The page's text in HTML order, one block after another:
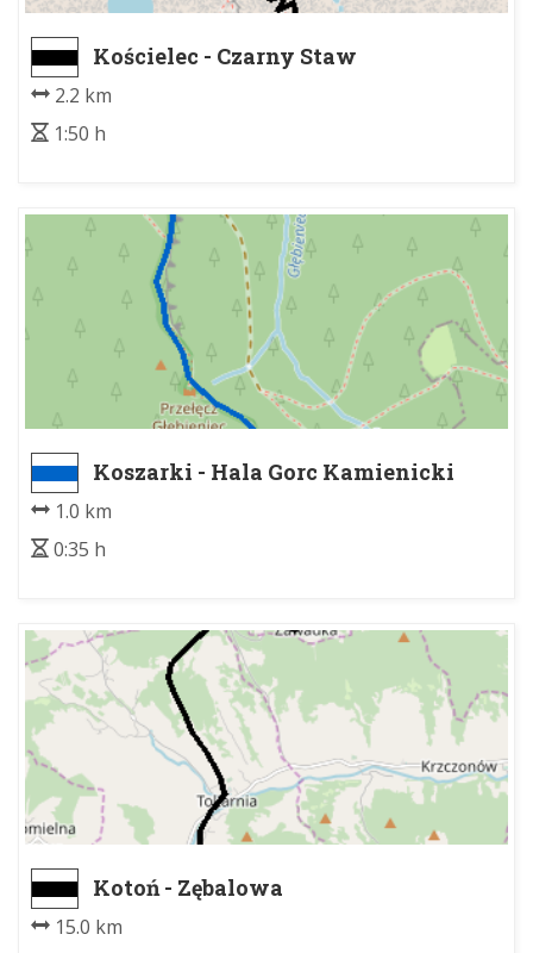
Kościelec - Czarny Staw
2.2 km
1:50 h
Koszarki - Hala Gorc Kamienicki
1.0 km
0:35 h
Kotoń - Zębalowa
15.0 km